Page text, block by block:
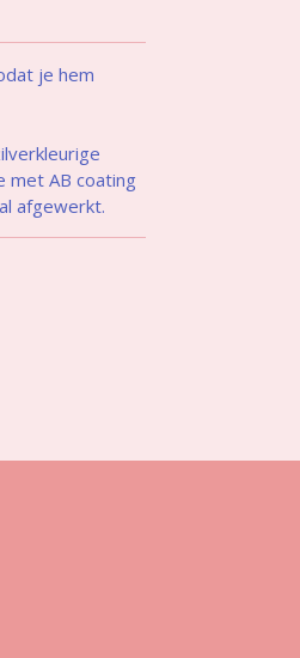
je hem
met AB coating
afgewerkt.